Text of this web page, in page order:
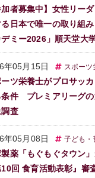
加者募集中】女性リー
日本で唯一の取り組
デミー2026」順天堂大
年05月15日 スポーツ
ーツ栄養士がプロサッ
条件 プレミアリーグの
査
年05月08日 子ども・
薬「もぐもぐタウン
10回 食育活動表彰』審